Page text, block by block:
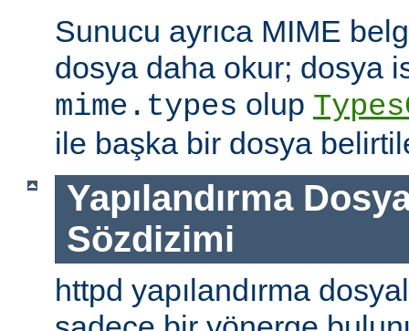
Sunucu ayrıca MIME
dosya daha okur; dosya
mime.types olup
ile başka bir dosya
Yapılandırma
Sözdizimi
httpd yapılandırma